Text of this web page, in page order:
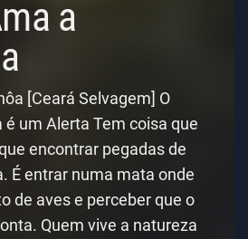
a
[Ceará Selvagem] O
é um Alerta Tem coisa que
encontrar pegadas de
É entrar numa mata onde
de aves e perceber que o
Quem vive a natureza